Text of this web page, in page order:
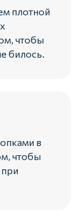
плотной
чтобы
билось.
в
чтобы